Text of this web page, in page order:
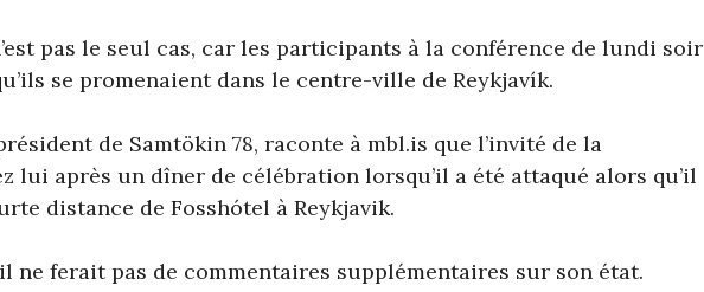
pas le seul cas, car les participants à la conférence de lundi soir
se promenaient dans le centre-ville de Reykjavík.
de Samtökin 78, raconte à mbl.is que l’invité de la
lui après un dîner de célébration lorsqu’il a été attaqué alors qu’il
distance de Fosshótel à Reykjavik.
ne ferait pas de commentaires supplémentaires sur son état.